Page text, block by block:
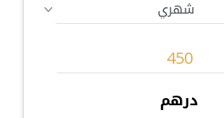
درهم